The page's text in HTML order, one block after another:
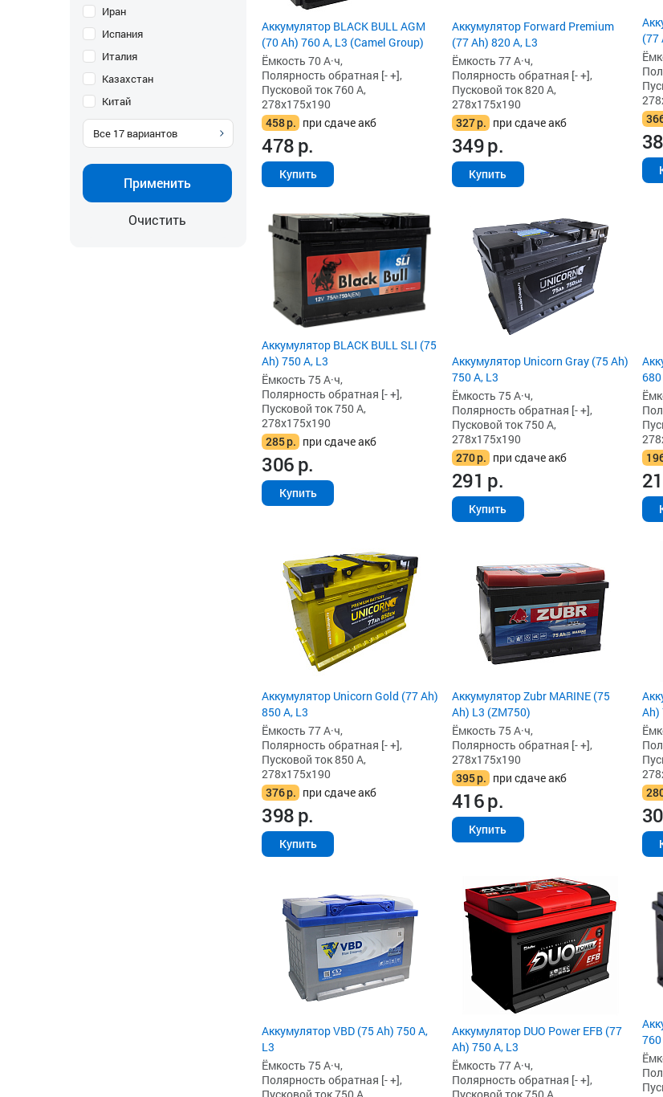
Иран
Испания
Италия
Казахстан
Китай
Все 17 вариантов
Применить
Очистить
Аккумулятор BLACK BULL AGM
(70 Ah) 760 А, L3 (Camel Group)
Ёмкость 70 А·ч,
Полярность обратная [- +],
Пусковой ток 760 А,
278x175x190
458р. при сдаче акб
478р.
Купить
Аккумулятор Forward Premium
(77 Ah) 820 А, L3
Ёмкость 77 А·ч,
Полярность обратная [- +],
Пусковой ток 820 А,
278x175x190
327р. при сдаче акб
349р.
Купить
(77
Аккумулятор BLACK BULL SLI (75
Ah) 750 А, L3
Ёмкость 75 А·ч,
Полярность обратная [- +],
Пусковой ток 750 А,
278x175x190
285р. при сдаче акб
306р.
Купить
Аккумулятор Unicorn Gray (75 Ah)
750 А, L3
Ёмкость 75 А·ч,
Полярность обратная [- +],
Пусковой ток 750 А,
278x175x190
270р. при сдаче акб
291 р.
Купить
Аккумулятор Unicorn Gold (77 Ah)
850 А, L3
Ёмкость 77 А·ч,
Полярность обратная [- +],
Пусковой ток 850 А,
278x175x190
376р. при сдаче акб
398р.
Купить
Аккумулятор Zubr MARINE (75
Ah) L3 (ZM750)
Ёмкость 75 А·ч,
Полярность обратная [- +],
278x175x190
395р. при сдаче акб
416р.
Купить
Ah)
Аккумулятор VBD (75 Ah) 750 А,
L3
Ёмкость 75 А·ч,
Полярность обратная [- +],
Аккумулятор DUO Power EFB (77
Ah) 750 А, L3
Ёмкость 77 А·ч,
Полярность обратная [- +],